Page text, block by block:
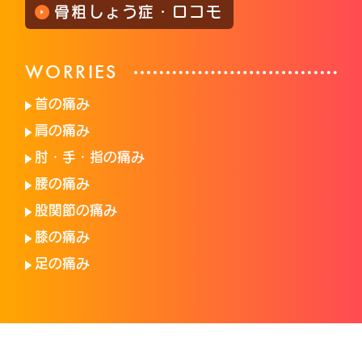
骨粗しょう症・ロコモ
WORRIES
首の痛み
肩の痛み
肘・手・指の痛み
腰の痛み
股関節の痛み
膝の痛み
足の痛み